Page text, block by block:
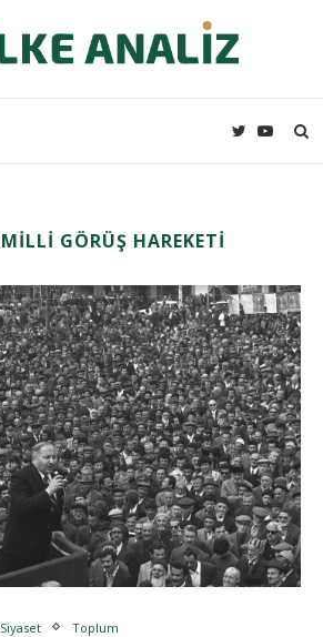
MILLI GÖRÜŞ HAREKETI
Siyaset Toplum